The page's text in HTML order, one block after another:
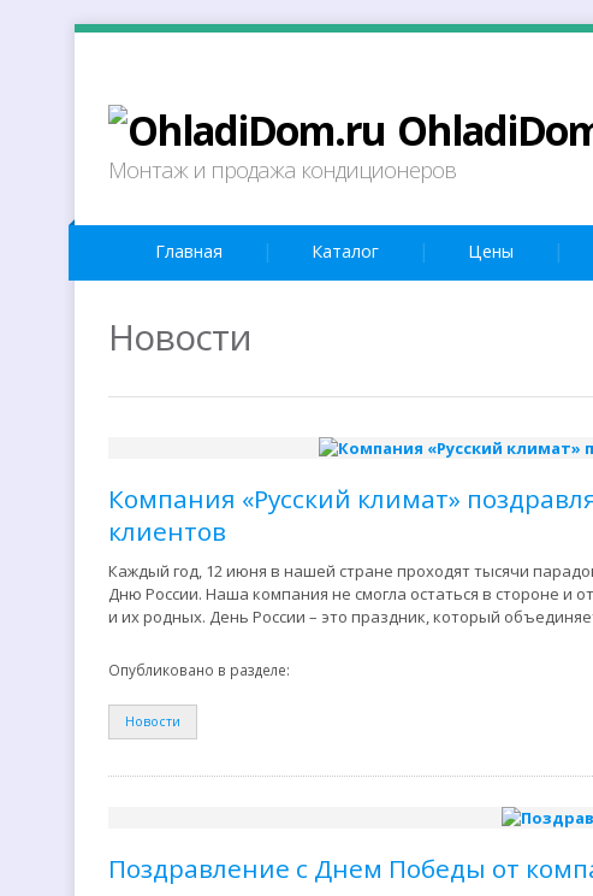
Монтаж и продажа кондиционеров
Главная Каталог Цены
Новости
Компания «Русский климат»
клиентов
Каждый год, 12 июня в нашей стране проходят тысячи
Дню России. Наша компания не смогла остаться в стороне и
и их родных. День России – это праздник, который
Опубликовано в разделе:
Новости
Поздравление с Днем Победы от